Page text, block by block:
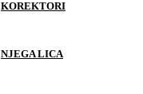
KOREKTORI
NJEGA LICA